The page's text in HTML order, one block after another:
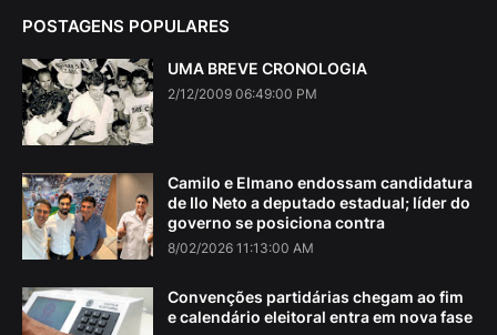
POSTAGENS POPULARES
UMA BREVE CRONOLOGIA
2/12/2009 06:49:00 PM
Camilo e Elmano endossam candidatura
de Ilo Neto a deputado estadual; líder do
governo se posiciona contra
8/02/2026 11:13:00 AM
Convenções partidárias chegam ao fim
e calendário eleitoral entra em nova fase